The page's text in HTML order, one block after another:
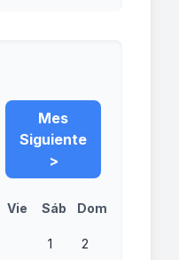
Mes
Siguiente
>
Vie Sáb Dom
1 2